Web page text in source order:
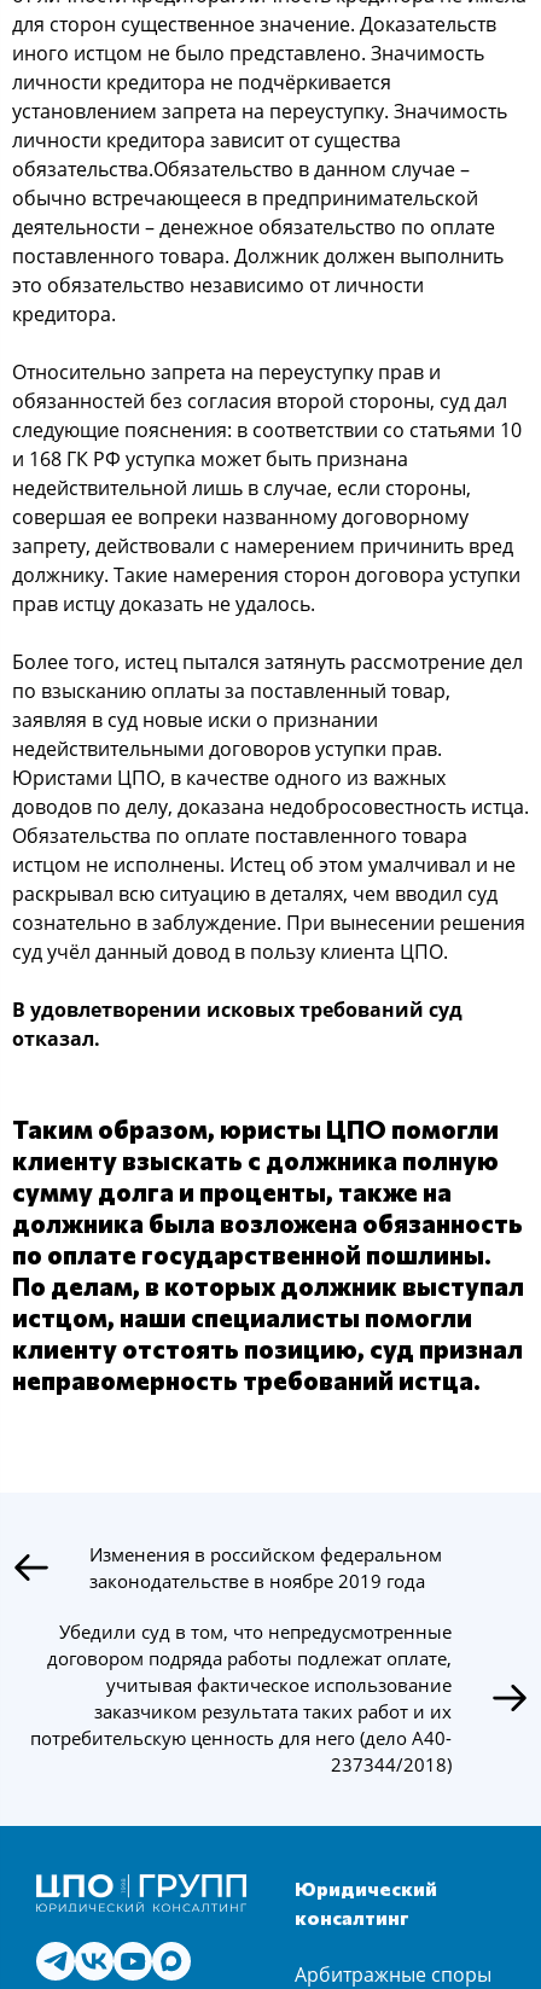
для сторон существенное значение. Доказательств
иного истцом не было представлено. Значимость
личности кредитора не подчёркивается
установлением запрета на переуступку. Значимость
личности кредитора зависит от существа
обязательства.Обязательство в данном случае –
обычно встречающееся в предпринимательской
деятельности – денежное обязательство по оплате
поставленного товара. Должник должен выполнить
это обязательство независимо от личности
кредитора.
Относительно запрета на переуступку прав и
обязанностей без согласия второй стороны, суд дал
следующие пояснения: в соответствии со статьями 10
и 168 ГК РФ уступка может быть признана
недействительной лишь в случае, если стороны,
совершая ее вопреки названному договорному
запрету, действовали с намерением причинить вред
должнику. Такие намерения сторон договора уступки
прав истцу доказать не удалось.
Более того, истец пытался затянуть рассмотрение дел
по взысканию оплаты за поставленный товар,
заявляя в суд новые иски о признании
недействительными договоров уступки прав.
Юристами ЦПО, в качестве одного из важных
доводов по делу, доказана недобросовестность истца.
Обязательства по оплате поставленного товара
истцом не исполнены. Истец об этом умалчивал и не
раскрывал всю ситуацию в деталях, чем вводил суд
сознательно в заблуждение. При вынесении решения
суд учёл данный довод в пользу клиента ЦПО.
В удовлетворении исковых требований суд
отказал.
Таким образом, юристы ЦПО помогли
клиенту взыскать с должника полную
сумму долга и проценты, также на
должника была возложена обязанность
по оплате государственной пошлины.
По делам, в которых должник выступал
истцом, наши специалисты помогли
клиенту отстоять позицию, суд признал
неправомерность требований истца.
Изменения в российском федеральном
законодательстве в ноябре 2019 года
Убедили суд в том, что непредусмотренные
договором подряда работы подлежат оплате,
учитывая фактическое использование
заказчиком результата таких работ и их
потребительскую ценность для него (дело А40-
237344/2018)
Юридический
консалтинг
Арбитражные споры